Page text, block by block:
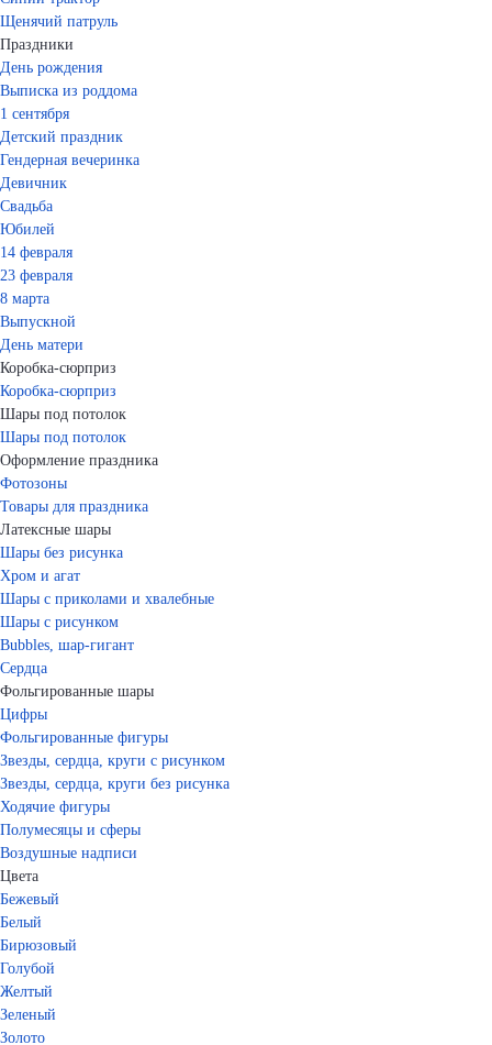
Щенячий патруль
Праздники
День рождения
Выписка из роддома
1 сентября
Детский праздник
Гендерная вечеринка
Девичник
Свадьба
Юбилей
14 февраля
23 февраля
8 марта
Выпускной
День матери
Коробка-сюрприз
Коробка-сюрприз
Шары под потолок
Шары под потолок
Оформление праздника
Фотозоны
Товары для праздника
Латексные шары
Шары без рисунка
Хром и агат
Шары с приколами и хвалебные
Шары с рисунком
Bubbles, шар-гигант
Сердца
Фольгированные шары
Цифры
Фольгированные фигуры
Звезды, сердца, круги с рисунком
Звезды, сердца, круги без рисунка
Ходячие фигуры
Полумесяцы и сферы
Воздушные надписи
Цвета
Бежевый
Белый
Бирюзовый
Голубой
Желтый
Зеленый
Золото